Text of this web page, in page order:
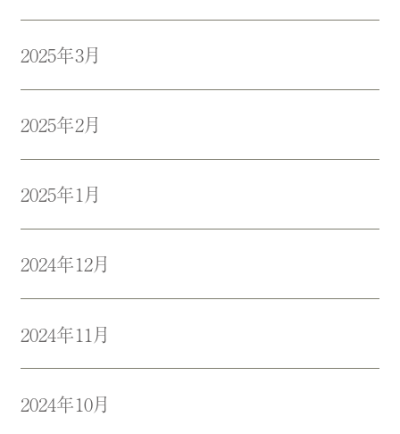
2025年3月
2025年2月
2025年1月
2024年12月
2024年11月
2024年10月